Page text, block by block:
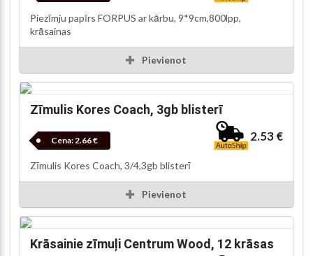
Piezīmju papīrs FORPUS ar kārbu, 9*9cm,800lpp,
krāsainas
Pievienot
Zīmulis Kores Coach, 3gb blisterī
Cena: 2.66 € 2.53 €
Zīmulis Kores Coach, 3/4,3gb blisterī
Pievienot
Krāsainie zīmuļi Centrum Wood, 12 krāsas